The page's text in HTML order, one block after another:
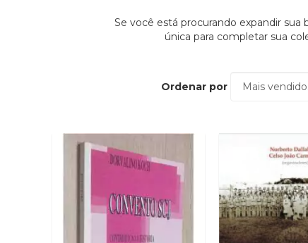
Se você está procurando expandir
única para completar sua
Ordenar por